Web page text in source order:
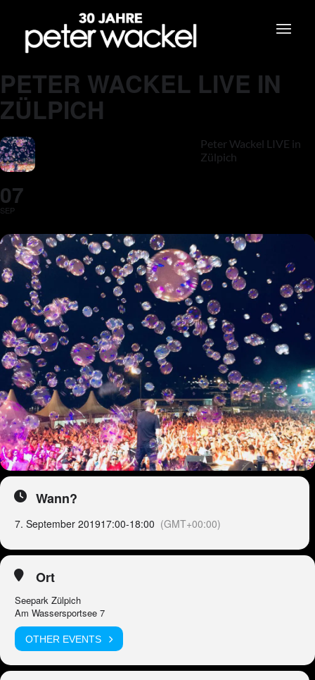
PETER WACKEL LIVE IN
ZÜLPICH
07
SEP
Peter Wackel LIVE in
Zülpich
Wann?
7. September 201917:00-18:00 (GMT+00:00)
Ort
Seepark Zülpich
Am Wassersportsee 7
OTHER EVENTS